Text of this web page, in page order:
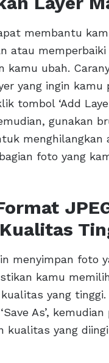
membantu
atau memperbaiki
kamu ubah.
yang ingin kamu
tombol ‘Add
gunakan
menghilangkan
foto yang
menyimpan foto
kamu
yang
As’,
kualitas yang